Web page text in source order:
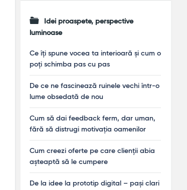
Idei proaspete, perspective
luminoase
Ce îți spune vocea ta interioară și cum o
poți schimba pas cu pas
De ce ne fascinează ruinele vechi într-o
lume obsedată de nou
Cum să dai feedback ferm, dar uman,
fără să distrugi motivația oamenilor
Cum creezi oferte pe care clienții abia
așteaptă să le cumpere
De la idee la prototip digital – pași clari